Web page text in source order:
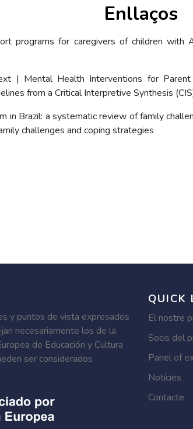
Enllaços
programs for caregivers of children
| Mental Health Interventions for
from a Critical Interpretive Synthesis
in Brazil: a systematic review of family
challenges and coping strategies
y puntos de vista expresados
necesariamente los de la
de Educación y Cultura
ser considerados
QUICK
El nostre
Socis del
Panel of
Notícies
Contacte